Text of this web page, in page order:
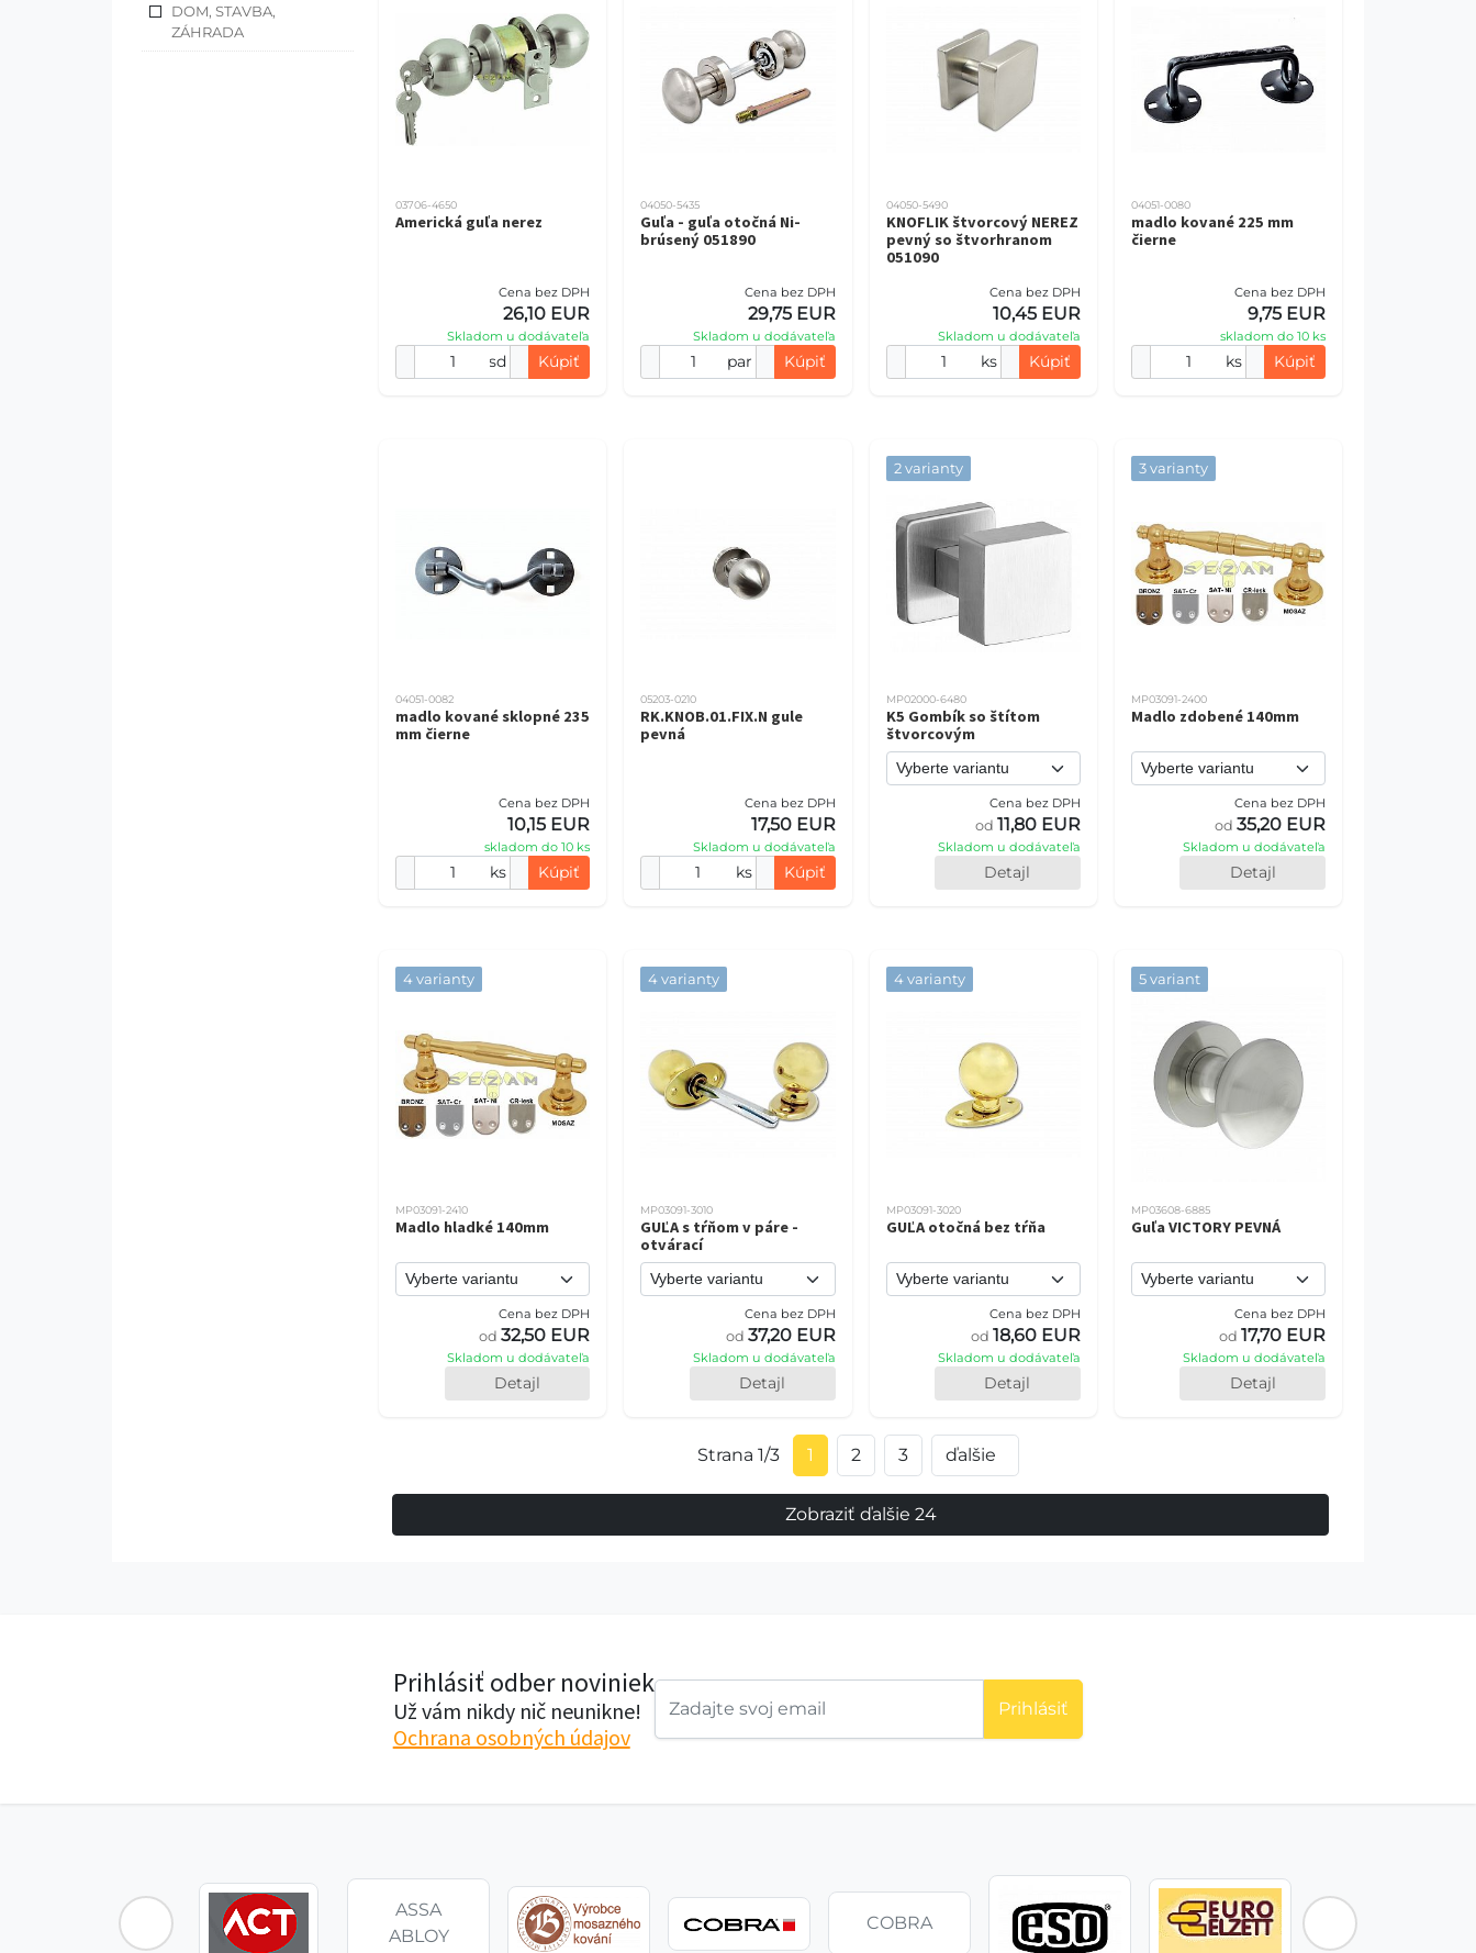
DOM, STAVBA,
ZÁHRADA
03706-4650
Americká guľa nerez
Cena bez DPH
26,10 EUR
Skladom u dodávateľa
sd Kúpiť
04050-5435
Guľa - guľa otočná Ni-
brúsený 051890
Cena bez DPH
29,75 EUR
Skladom u dodávateľa
par Kúpiť
04050-5490
KNOFLIK štvorcový NEREZ
pevný so štvorhranom
051090
Cena bez DPH
10,45 EUR
Skladom u dodávateľa
ks Kúpiť
04051-0080
madlo kované 225 mm
čierne
Cena bez DPH
9,75 EUR
skladom do 10 ks
ks Kúpiť
04051-0082
madlo kované sklopné 235
mm čierne
Cena bez DPH
10,15 EUR
skladom do 10 ks
ks Kúpiť
05203-0210
RK.KNOB.01.FIX.N gule
pevná
Cena bez DPH
17,50 EUR
Skladom u dodávateľa
ks Kúpiť
2 varianty
MP02000-6480
K5 Gombík so štítom
štvorcovým
Cena bez DPH
od 11,80 EUR
Skladom u dodávateľa
Detajl
3 varianty
MP03091-2400
Madlo zdobené 140mm
Cena bez DPH
od 35,20 EUR
Skladom u dodávateľa
Detajl
4 varianty
MP03091-2410
Madlo hladké 140mm
Cena bez DPH
od32,50 EUR
Skladom u dodávateľa
Detajl
4 varianty
MP03091-3010
GUĽA s tŕňom v páre -
otvárací
Cena bez DPH
od 37,20 EUR
Skladom u dodávateľa
Detajl
4 varianty
MP03091-3020
GUĽA otočná bez tŕňa
Cena bez DPH
od 18,60 EUR
Skladom u dodávateľa
Detajl
5 variant
MP03608-6885
Guľa VICTORY PEVNÁ
Cena bez DPH
od 17,70 EUR
Skladom u dodávateľa
Detajl
Strana 1/3 1 2 3 ďalšie
Zobraziť ďalšie 24
Prihlásiť odber noviniek
Už vám nikdy nič neunikne!
Ochrana osobných údajov
Prihlásiť